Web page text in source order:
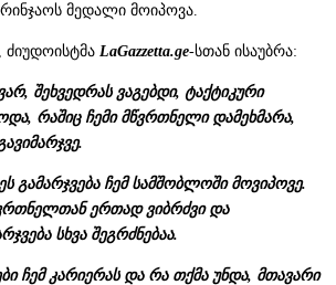
მედალი მოიპოვა.
ძიუდოისტმა LaGazzetta.ge-სთან ისაუბრა:
შეხვედრას ვაგებდი, ტაქტიკური
რაშიც ჩემი მწვრთნელი დამეხმარა,
გამარჯვება ჩემ სამშობლოში მოვიპოვე.
ერთად ვიბრძვი და
სხვა შეგრძნებაა.
ჩემ კარიერას და რა თქმა უნდა, მთავარი